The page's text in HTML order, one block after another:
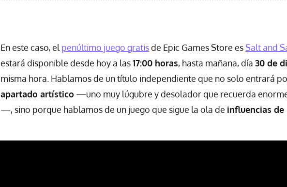
En este caso, el penúltimo juego gratisde Epic Games Store es Salt and
estará disponible desde hoy a las17:00 horas, hasta mañana, día 30 de
misma hora. Hablamos de un título independiente que no solo entrará
apartado artístico —uno muy lúgubre y desolador que recuerda
—, sino porque hablamos de un juego que sigue la ola de influencias de